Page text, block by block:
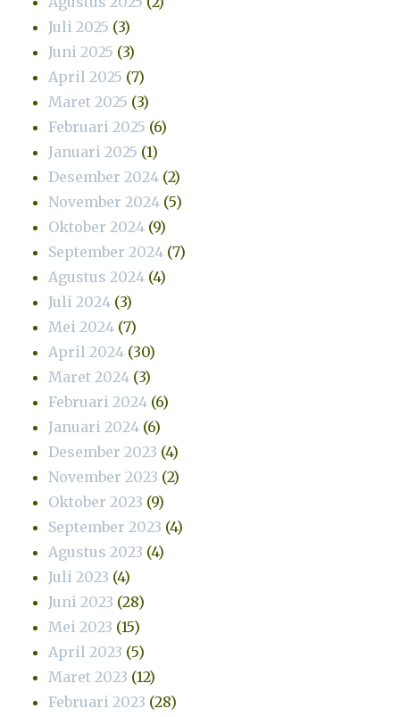
Juli 2025 (3)
Juni 2025 (3)
April 2025 (7)
Maret 2025 (3)
Februari 2025 (6)
Januari 2025 (1)
Desember 2024 (2)
November 2024 (5)
Oktober 2024 (9)
September 2024 (7)
Agustus 2024 (4)
Juli 2024 (3)
Mei 2024 (7)
April 2024 (30)
Maret 2024 (3)
Februari 2024 (6)
Januari 2024 (6)
Desember 2023 (4)
November 2023 (2)
Oktober 2023 (9)
September 2023 (4)
Agustus 2023 (4)
Juli 2023 (4)
Juni 2023 (28)
Mei 2023 (15)
April 2023 (5)
Maret 2023 (12)
Februari 2023 (28)